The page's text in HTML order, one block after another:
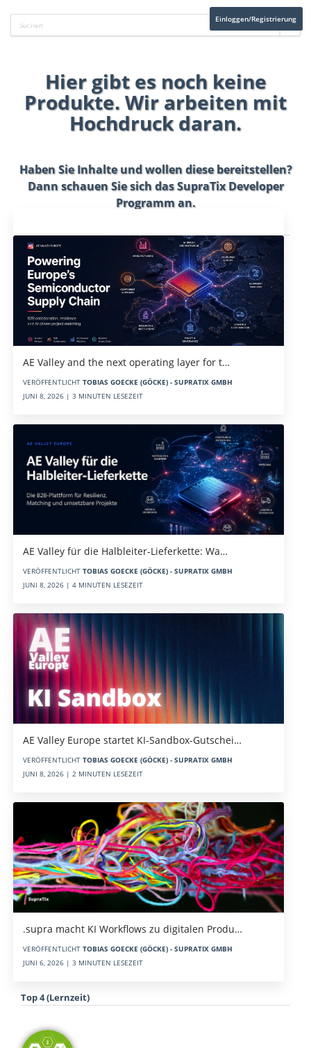
Einloggen/Registrierung
Hier gibt es noch keine
Produkte. Wir arbeiten mit
Hochdruck daran.
Haben Sie Inhalte und wollen diese bereitstellen?
Dann schauen Sie sich dasSupraTix Developer
Programman.
AE Valley and the next operating layer for t…
VERÖFFENTLICHT TOBIAS GOECKE (GÖCKE) - SUPRATIX GMBH
JUNI 8, 2026 | 3 MINUTEN LESEZEIT
AE Valley für die Halbleiter-Lieferkette: Wa…
VERÖFFENTLICHT TOBIAS GOECKE (GÖCKE) - SUPRATIX GMBH
JUNI 8, 2026 | 4 MINUTEN LESEZEIT
AE Valley Europe startet KI-Sandbox-Gutschei…
VERÖFFENTLICHT TOBIAS GOECKE (GÖCKE) - SUPRATIX GMBH
JUNI 8, 2026 | 2 MINUTEN LESEZEIT
.supra macht KI Workflows zu digitalen Produ…
VERÖFFENTLICHT TOBIAS GOECKE (GÖCKE) - SUPRATIX GMBH
JUNI 6, 2026 | 3 MINUTEN LESEZEIT
Top 4 (Lernzeit)